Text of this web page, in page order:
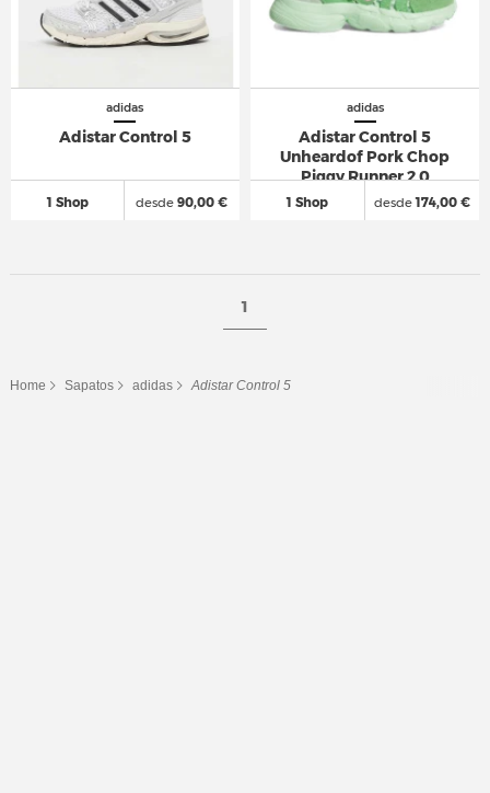
adidas
Adistar Control 5
1 Shop desde 90,00 €
adidas
Adistar Control 5
Unheardof Pork Chop
Piggy Runner 2.0
Cupcake
1 Shop desde174,00 €
1
Home Sapatos adidas Adistar Control 5